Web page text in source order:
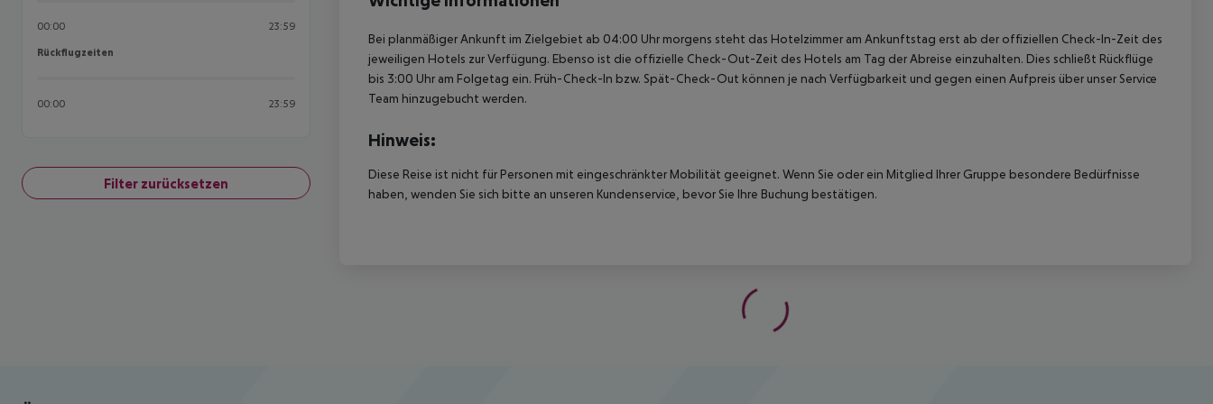
00:00 23:59
Rückflugzeiten
Rückflugzeiten
00:00 23:59
Filter zurücksetzen
Bei planmäßiger Ankunft im Zielgebiet ab 04:00 Uhr morgens steht das Hotelzimmer am Ankunftstag erst ab der offiziellen Check-In-Zeit des
jeweiligen Hotels zur Verfügung. Ebenso ist die offizielle Check-Out-Zeit des Hotels am Tag der Abreise einzuhalten. Dies schließt Rückflüge
bis 3:00 Uhr am Folgetag ein. Früh-Check-In bzw. Spät-Check-Out können je nach Verfügbarkeit und gegen einen Aufpreis über unser Service
Team hinzugebucht werden.
Hinweis:
Diese Reise ist nicht für Personen mit eingeschränkter Mobilität geeignet. Wenn Sie oder ein Mitglied Ihrer Gruppe besondere Bedürfnisse
haben, wenden Sie sich bitte an unseren Kundenservice, bevor Sie Ihre Buchung bestätigen.